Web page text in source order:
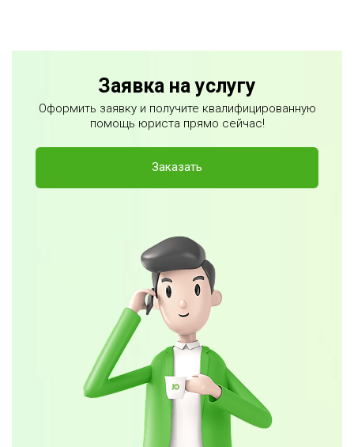
Заявка на услугу
Оформить заявку и получите квалифицированную
помощь юриста прямо сейчас!
Заказать